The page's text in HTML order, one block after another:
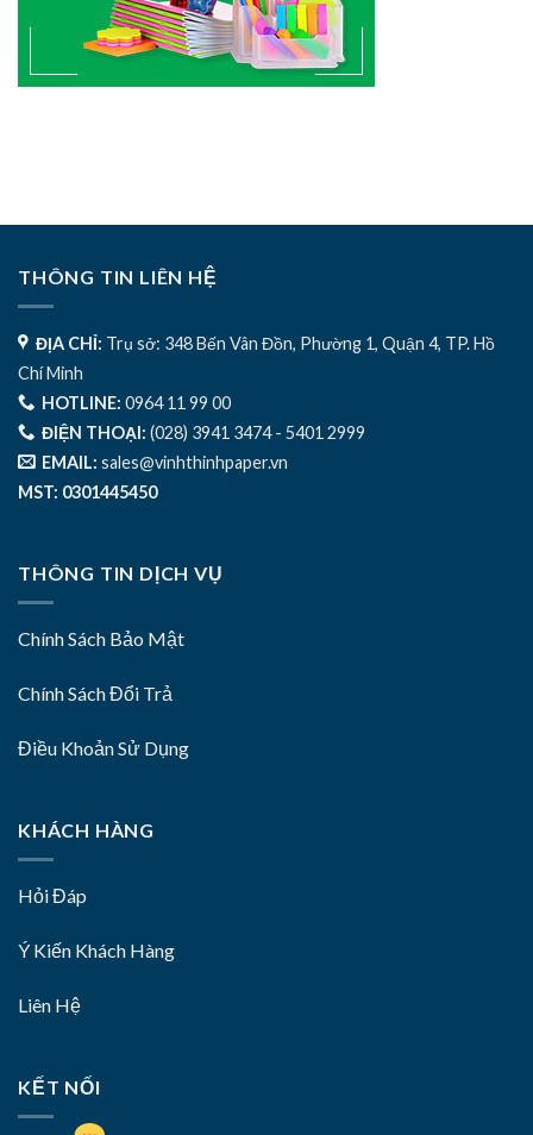
THÔNG TIN LIÊN HỆ
ĐỊA CHỈ: Trụ sở: 348 Bến Vân Đồn, Phường 1, Quận 4, TP. Hồ
Chí Minh
HOTLINE: 0964 11 99 00
ĐIỆN THOẠI: (028) 3941 3474 - 5401 2999
EMAIL: sales@vinhthinhpaper.vn
MST: 0301445450
THÔNG TIN DỊCH VỤ
Chính Sách Bảo Mật
Chính Sách Đổi Trả
Điều Khoản Sử Dụng
KHÁCH HÀNG
Hỏi Đáp
Ý Kiến Khách Hàng
Liên Hệ
KẾT NỐI